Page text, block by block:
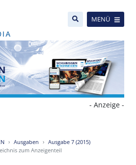
MENÜ
- Anzeige -
Ausgaben
Ausgabe 7 (2015)
zum Anzeigenteil